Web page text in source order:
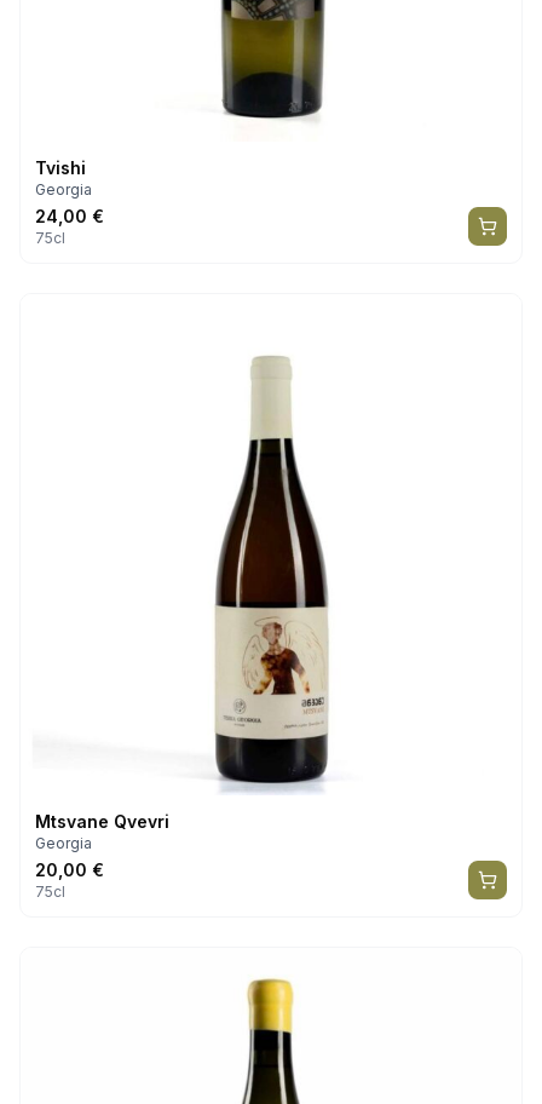
Tvishi
Georgia
24,00 €
75cl
Mtsvane Qvevri
Georgia
20,00 €
75cl